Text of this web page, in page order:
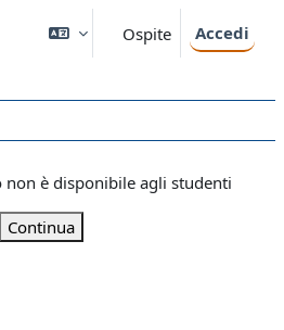
Ospite Accedi
è disponibile agli studenti
Continua